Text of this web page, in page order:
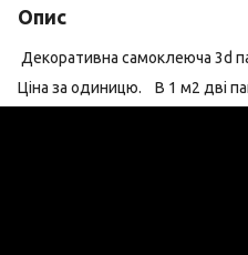
Опис
Декоративна самоклеюча 3d
Ціна за одиницю. В 1 м2 дві